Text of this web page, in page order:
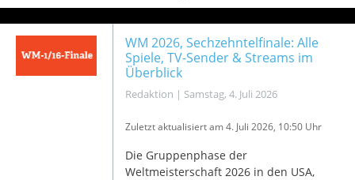
WM 2026, Sechzehntelfinale: Alle
Spiele, TV-Sender & Streams im
Überblick
Redaktion | Samstag, 4. Juli 2026
Zuletzt aktualisiert am 4. Juli 2026, 10:50 Uhr
Die Gruppenphase der
Weltmeisterschaft 2026 in den USA,